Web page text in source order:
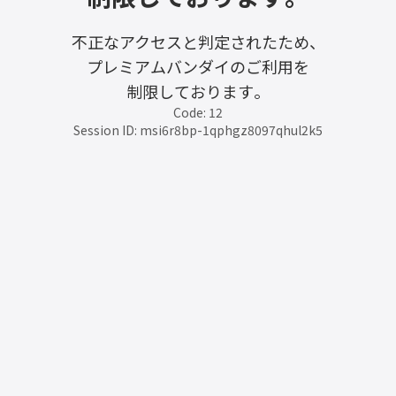
不正なアクセスと判定されたため、
プレミアムバンダイのご利用を
制限しております。
Code: 12
Session ID: msi6r8bp-1qphgz8097qhul2k5